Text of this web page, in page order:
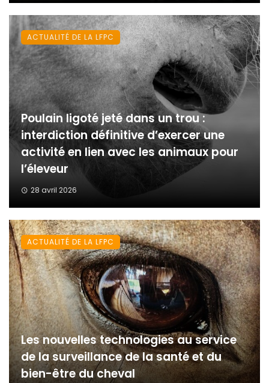
Poulain ligoté jeté dans un trou :
interdiction définitive d’exercer une
activité en lien avec les animaux pour
l’éleveur
28 avril 2026
ACTUALITÉ DE LA LFPC
Les nouvelles technologies au service
de la surveillance de la santé et du
bien-être du cheval
ACTUALITÉ DE LA LFPC